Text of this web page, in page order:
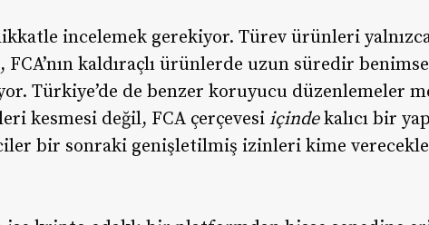
incelemek gerekiyor. Türev ürünleri
FCA’nın kaldıraçlı ürünlerde uzun süredir
Türkiye’de de benzer koruyucu düzenlemeler
kesmesi değil, FCA çerçevesi içindekalıcı bir
bir sonraki genişletilmiş izinleri kime